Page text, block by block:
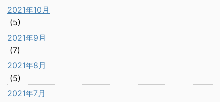
2021年10月
(5)
2021年9月
(7)
2021年8月
(5)
2021年7月